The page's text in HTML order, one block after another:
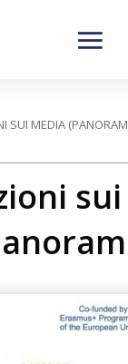
SUI MEDIA
sui